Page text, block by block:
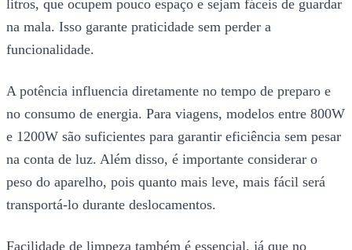
litros, que ocupem pouco espaço e sejam fáceis de guardar
na mala. Isso garante praticidade sem perder a
funcionalidade.
A potência influencia diretamente no tempo de preparo e
no consumo de energia. Para viagens, modelos entre 800W
e 1200W são suficientes para garantir eficiência sem pesar
na conta de luz. Além disso, é importante considerar o
peso do aparelho, pois quanto mais leve, mais fácil será
transportá-lo durante deslocamentos.
Facilidade de limpeza também é essencial, já que no